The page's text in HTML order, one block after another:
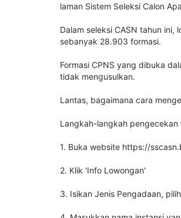
laman Sistem Seleksi Calon
Dalam seleksi CASN tahun
sebanyak 28.903 formasi.
Formasi CPNS yang dibuka
tidak mengusulkan.
Lantas, bagaimana cara
Langkah-langkah pengecekan
1. Buka website https://
2. Klik 'Info Lowongan'
3. Isikan Jenis Pengadaan,